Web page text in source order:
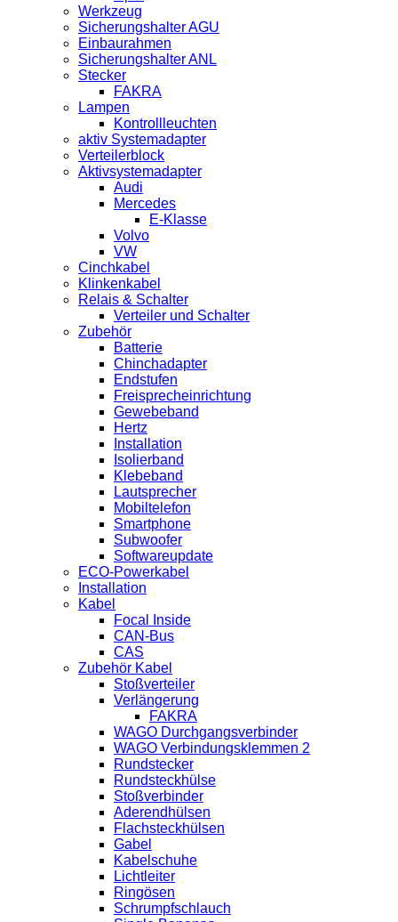
Werkzeug
Sicherungshalter AGU
Einbaurahmen
Sicherungshalter ANL
Stecker
FAKRA
Lampen
Kontrollleuchten
aktiv Systemadapter
Verteilerblock
Aktivsystemadapter
Audi
Mercedes
E-Klasse
Volvo
VW
Cinchkabel
Klinkenkabel
Relais & Schalter
Verteiler und Schalter
Zubehör
Batterie
Chinchadapter
Endstufen
Freisprecheinrichtung
Gewebeband
Hertz
Installation
Isolierband
Klebeband
Lautsprecher
Mobiltelefon
Smartphone
Subwoofer
Softwareupdate
ECO-Powerkabel
Installation
Kabel
Focal Inside
CAN-Bus
CAS
Zubehör Kabel
Stoßverteiler
Verlängerung
FAKRA
WAGO Durchgangsverbinder
WAGO Verbindungsklemmen 2
Rundstecker
Rundsteckhülse
Stoßverbinder
Aderendhülsen
Flachsteckhülsen
Gabel
Kabelschuhe
Lichtleiter
Ringösen
Schrumpfschlauch